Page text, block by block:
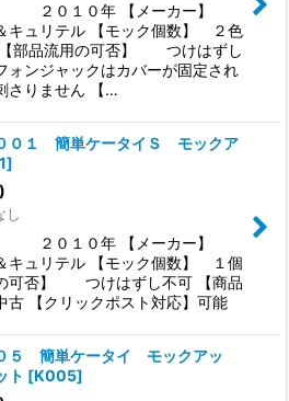
２０１０年 【メーカー】
キュリテル 【モック個数】 ２色
【部品流用の可否】 つけはずし
ォンジャックはカバーが固定され
さりません 【…
０１ 簡単ケータイＳ モックア
]
し
２０１０年 【メーカー】
キュリテル 【モック個数】 １個
の可否】 つけはずし不可 【商品
【クリックポスト対応】可能
５ 簡単ケータイ モックアッ
ト [K005]